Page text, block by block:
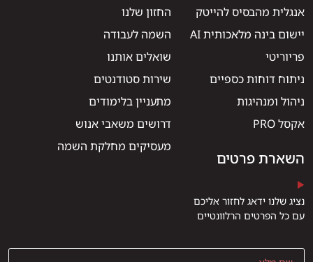
אנגלית מהבסיס להייטק
יישום בינה מלאכותית AI
פריוריטי
ניתוח דוחות כספיים
ניהול ומנהיגות
אקסל PRO
החזון שלנו
השמה לעבודה
שואלים אותנו
שירות סטודנטים
מתעניין בלימודים
דרושים משאבי אנוש
מעסיקים מחלקת השמה
השארת פרטים
נציג שלנו ידאג לחזור אליכם
עם כל הפרטים הרלוונטיים